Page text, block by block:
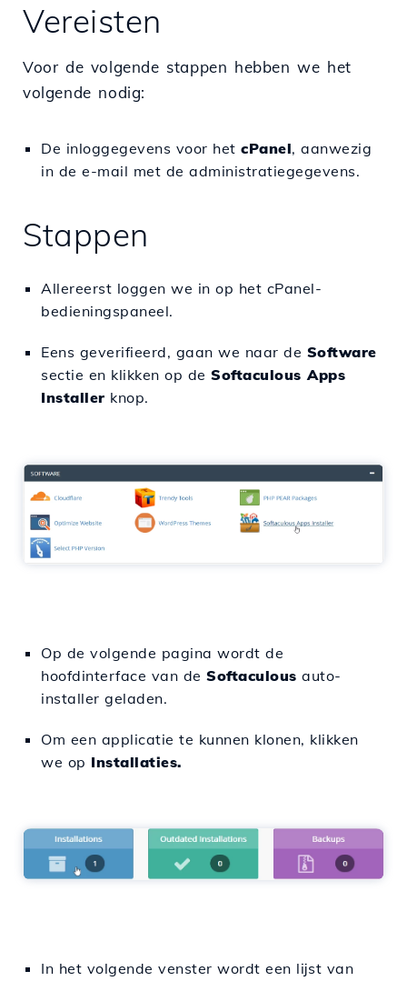
Vereisten
Voor de volgende stappen hebben we het
volgende nodig:
De inloggegevens voor het cPanel, aanwezig
in de e-mail met de administratiegegevens.
Stappen
Allereerst loggen we in op het cPanel-
bedieningspaneel.
Eens geverifieerd, gaan we naar de Software
sectie en klikken op de Softaculous Apps
Installer knop.
Op de volgende pagina wordt de
hoofdinterface van de Softaculous auto-
installer geladen.
Om een applicatie te kunnen klonen, klikken
we op Installaties.
In het volgende venster wordt een lijst van